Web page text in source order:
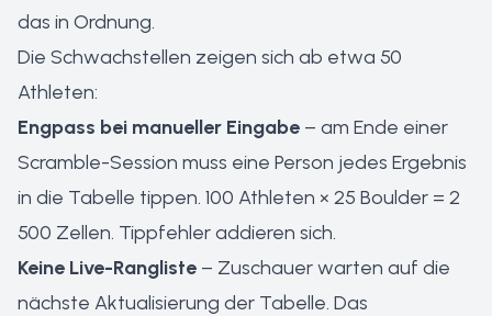
das in Ordnung.
Die Schwachstellen zeigen sich ab etwa 50
Athleten:
Engpass bei manueller Eingabe – am Ende einer
Scramble-Session muss eine Person jedes Ergebnis
in die Tabelle tippen. 100 Athleten × 25 Boulder = 2
500 Zellen. Tippfehler addieren sich.
Keine Live-Rangliste – Zuschauer warten auf die
nächste Aktualisierung der Tabelle. Das